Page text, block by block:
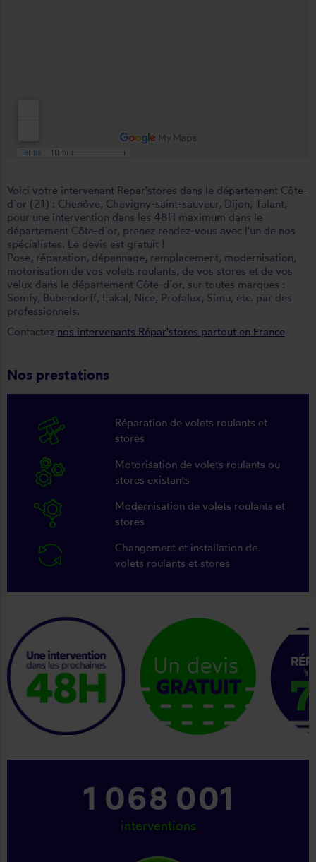
Voici votre intervenant Repar'stores dans le département Côte-
d´or (21) : Chenôve, Chevigny-saint-sauveur, Dijon, Talant,
pour une intervention dans les 48H maximum dans le
département Côte-d´or, prenez rendez-vous avec l'un de nos
spécialistes. Le devis est gratuit !
Pose, réparation, dépannage, remplacement, modernisation,
motorisation de vos volets roulants, de vos stores et de vos
velux dans le département Côte-d´or, sur toutes marques :
Somfy, Bubendorff, Lakal, Nice, Profalux, Simu, etc. par des
professionnels.
Contactez nos intervenants Répar'stores partout en France
Nos prestations
Réparation de volets roulants et
stores
Motorisation de volets roulants ou
stores existants
Modernisation de volets roulants et
stores
Changement et installation de
volets roulants et stores
keyboard_arrow_right
1 159 001
interventions